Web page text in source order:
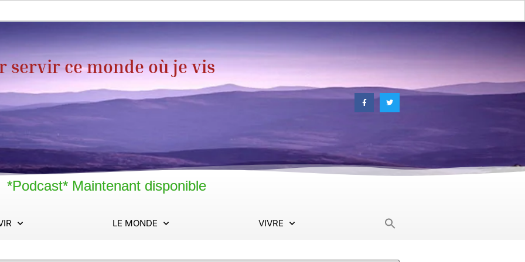
servir ce monde où je vis
*Podcast* Maintenant disponible
LE MONDE VIVRE